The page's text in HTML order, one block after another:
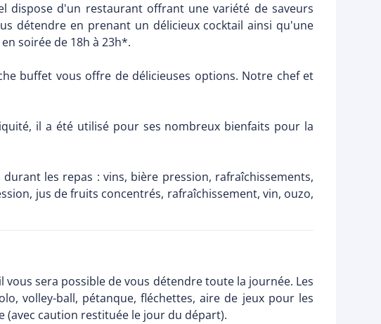
dispose d'un restaurant offrant une variété de saveurs
détendre en prenant un délicieux cocktail ainsi qu'une
soirée de 18h à 23h*.
buffet vous offre de délicieuses options. Notre chef et
il a été utilisé pour ses nombreux bienfaits pour la
les repas : vins, bière pression, rafraîchissements,
jus de fruits concentrés, rafraîchissement, vin, ouzo,
sera possible de vous détendre toute la journée. Les
volley-ball, pétanque, fléchettes, aire de jeux pour les
(avec caution restituée le jour du départ).